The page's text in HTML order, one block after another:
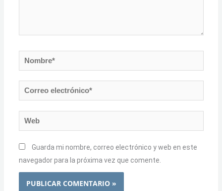
Nombre*
Correo
electrónico*
Web
Guarda mi nombre, correo electrónico y web en este
navegador para la próxima vez que comente.